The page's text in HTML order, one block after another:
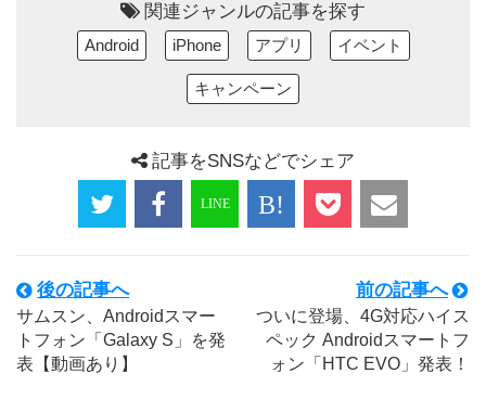
関連ジャンルの記事を探す
Android iPhone アプリ イベント
キャンペーン
記事をSNSなどでシェア
後の記事へ
サムスン、Androidスマー
トフォン「Galaxy S」を発
表【動画あり】
前の記事へ
ついに登場、4G対応ハイス
ペック Androidスマートフ
ォン「HTC EVO」発表！